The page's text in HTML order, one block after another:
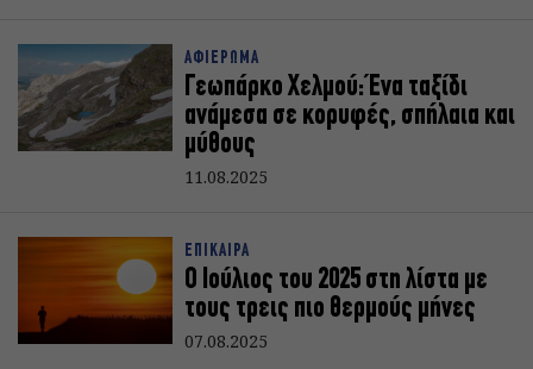
ΑΦΙΕΡΩΜΑ
Γεωπάρκο Χελμού: Ένα ταξίδι
ανάμεσα σε κορυφές, σπήλαια και
μύθους
11.08.2025
ΕΠΙΚΑΙΡΑ
Ο Ιούλιος του 2025 στη λίστα με
τους τρεις πιο θερμούς μήνες
07.08.2025